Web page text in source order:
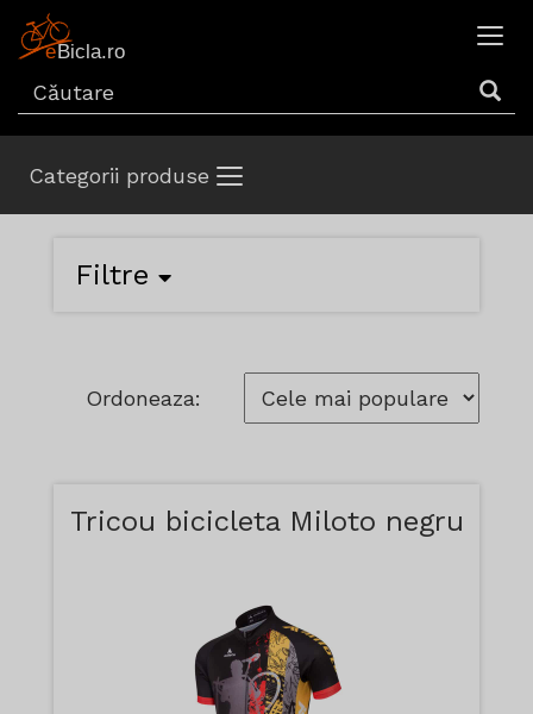
Categorii produse
Filtre
Ordoneaza:
Tricou bicicleta Miloto negru